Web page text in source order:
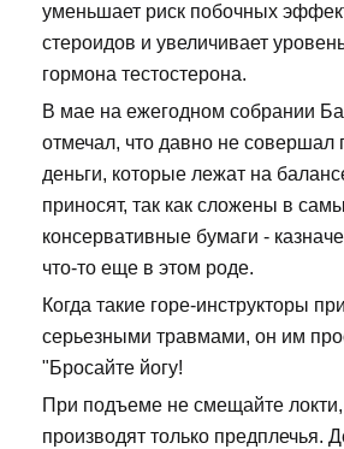
уменьшает риск побочных
стероидов и увеличивает
гормона тестостерона.
В мае на ежегодном собрании
отмечал, что давно не совершал
деньги, которые лежат на
приносят, так как сложены в
консервативные бумаги -
что-то еще в этом роде.
Когда такие горе-инструкторы
серьезными травмами, он им
"Бросайте йогу!
При подъеме не смещайте
производят только предплечья.